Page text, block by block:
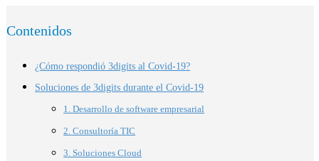
Contenidos
¿Cómo respondió 3digits al Covid-19?
Soluciones de 3digits durante el Covid-19
1. Desarrollo de software empresarial
2. Consultoría TIC
3. Soluciones Cloud